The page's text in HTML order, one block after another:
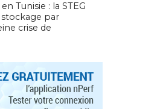
Tunisie : la STEG
stockage par
crise de